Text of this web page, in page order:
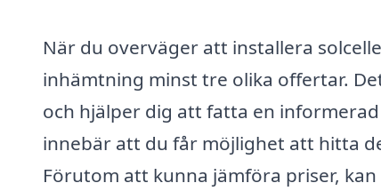
När du overväger att installera
inhämtning minst tre olika offertar.
och hjälper dig att fatta en
innebär att du får möjlighet att hitta
Förutom att kunna jämföra priser,